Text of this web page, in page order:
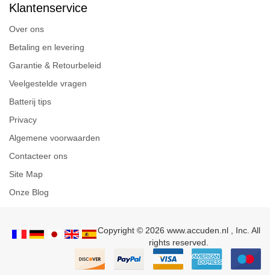
Klantenservice
Over ons
Betaling en levering
Garantie & Retourbeleid
Veelgestelde vragen
Batterij tips
Privacy
Algemene voorwaarden
Contacteer ons
Site Map
Onze Blog
Copyright © 2026 www.accuden.nl , Inc. All
rights reserved.